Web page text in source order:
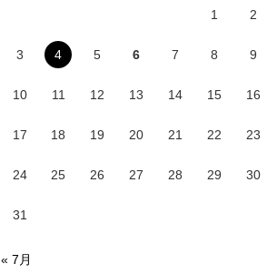
1 2
3 4 5 6 7 8 9
10 11 12 13 14 15 16
17 18 19 20 21 22 23
24 25 26 27 28 29 30
31
« 7月